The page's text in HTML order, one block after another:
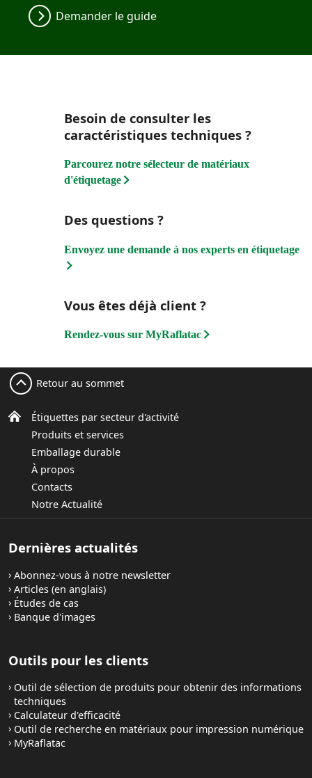
Demander le guide
Besoin de consulter les
caractéristiques techniques ?
Parcourez notre sélecteur de matériaux
d'étiquetage
Des questions ?
Envoyez une demande à nos experts en étiquetage
Vous êtes déjà client ?
Rendez-vous sur MyRaflatac
Étiquettes par secteur d'activité
Produits et services
Emballage durable
À propos
Contacts
Notre Actualité
Retour au sommet
Dernières actualités
Abonnez-vous à notre newsletter
Articles (en anglais)
Études de cas
Banque d'images
Outils pour les clients
Outil de sélection de produits pour obtenir des informations
techniques
Calculateur d'efficacité
Outil de recherche en matériaux pour impression numérique
MyRaflatac